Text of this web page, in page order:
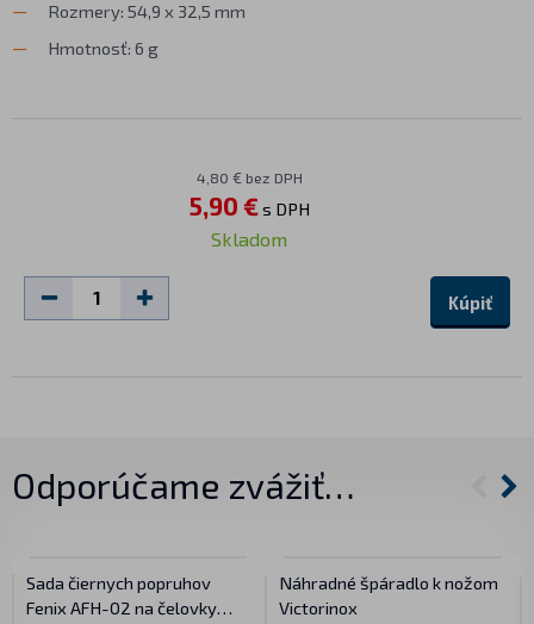
Rozmery: 54,9 x 32,5 mm
Hmotnosť: 6 g
4,80 € bez DPH
5,90 €s DPH
Skladom
Kúpiť
Odporúčame zvážiť…
Sada čiernych popruhov
Fenix AFH-02 na čelovky
Náhradné špáradlo k nožom
Victorinox